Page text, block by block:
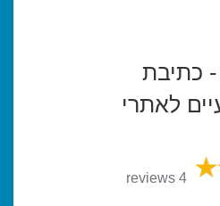
- כתיבת
לאתרי
4 reviews